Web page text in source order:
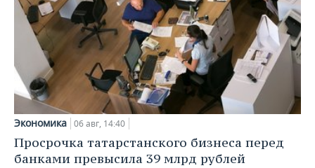
Экономика 06 авг, 14:40
Просрочка татарстанского бизнеса перед
банками превысила 39 млрд рублей